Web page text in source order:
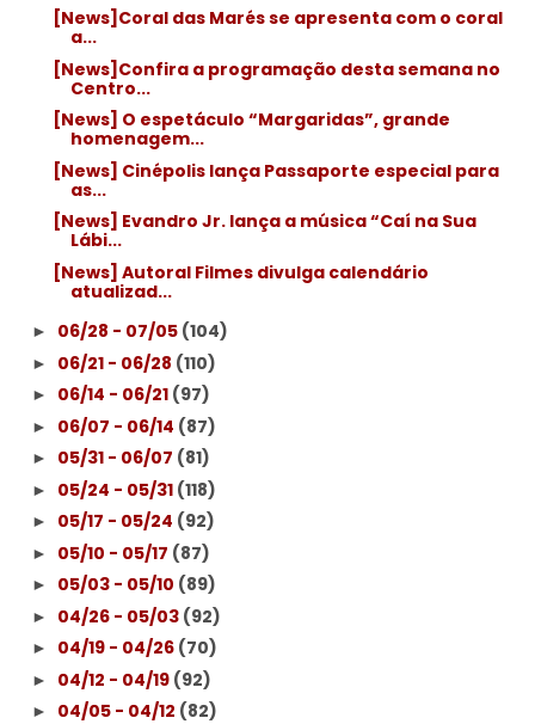
[News]Coral das Marés se apresenta com o coral
a...
[News]Confira a programação desta semana no
Centro...
[News] O espetáculo “Margaridas”, grande
homenagem...
[News] Cinépolis lança Passaporte especial para
as...
[News] Evandro Jr. lança a música “Caí na Sua
Lábi...
[News] Autoral Filmes divulga calendário
atualizad...
► 06/28 - 07/05 (104)
► 06/21 - 06/28 (110)
► 06/14 - 06/21 (97)
► 06/07 - 06/14 (87)
► 05/31 - 06/07 (81)
► 05/24 - 05/31 (118)
► 05/17 - 05/24 (92)
► 05/10 - 05/17 (87)
► 05/03 - 05/10 (89)
► 04/26 - 05/03 (92)
► 04/19 - 04/26 (70)
► 04/12 - 04/19 (92)
► 04/05 - 04/12 (82)